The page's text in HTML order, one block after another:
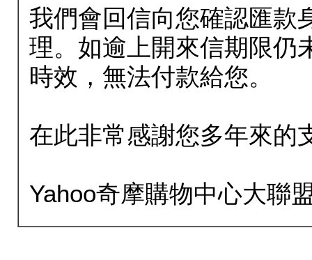
我們會回信向您確認匯款
理。如逾上開來信期限仍
時效，無法付款給您。
在此非常感謝您多年來的
Yahoo奇摩購物中心大